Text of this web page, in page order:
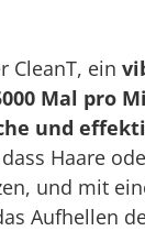
CleanT, ein
Mal pro
und
Haare
und mit
Aufhellen